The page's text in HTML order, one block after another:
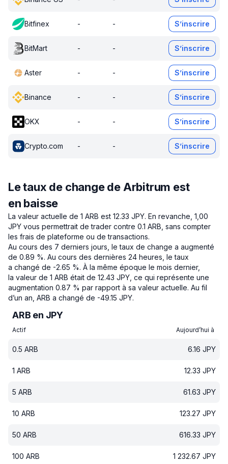
Bitfinex - - S’inscrire
BitMart - - S’inscrire
Aster - - S’inscrire
Binance - - S’inscrire
OKX - - S’inscrire
Crypto.com - - S’inscrire
Le taux de change de Arbitrum est
en baisse
La valeur actuelle de 1 ARB est 12.33 JPY. En revanche, 1,00
JPY vous permettrait de trader contre 0.1 ARB, sans compter
les frais de plateforme ou de transactions.
Au cours des 7 derniers jours, le taux de change a augmenté
de 0.89 %. Au cours des dernières 24 heures, le taux
a changé de -2.65 %. À la même époque le mois dernier,
la valeur de 1 ARB était de 12.43 JPY, ce qui représente une
augmentation 0.87 % par rapport à sa valeur actuelle. Au fil
d’un an, ARB a changé de -49.15 JPY.
ARB en JPY
Actif Aujourd’hui à
0.5 ARB 6.16 JPY
1 ARB 12.33 JPY
5 ARB 61.63 JPY
10 ARB 123.27 JPY
50 ARB 616.33 JPY
100 ARB 1 232.67 JPY